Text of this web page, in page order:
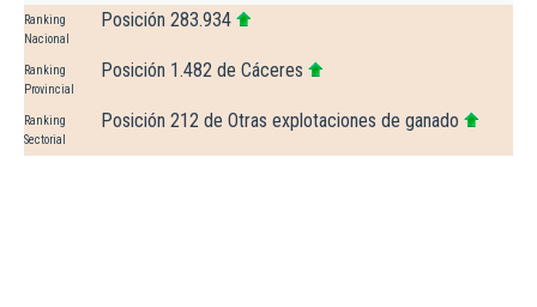
Ranking
Nacional
Posición 283.934
Ranking
Provincial
Posición 1.482 de Cáceres
Ranking
Sectorial
Posición 212 de Otras explotaciones de ganado